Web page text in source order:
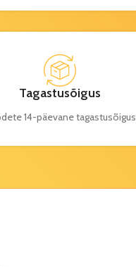
Tagastusõigus
14-päevane tagastusõigus